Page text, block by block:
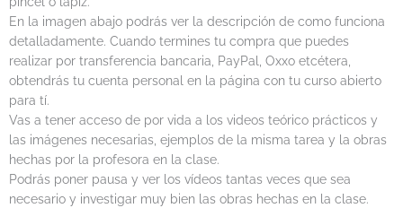
En la imagen abajo podrás ver la descripción de como funciona
detalladamente. Cuando termines tu compra que puedes
realizar por transferencia bancaria, PayPal, Oxxo etcétera,
obtendrás tu cuenta personal en la página con tu curso abierto
para tí.
Vas a tener acceso de por vida a los videos teórico prácticos y
las imágenes necesarias, ejemplos de la misma tarea y la obras
hechas por la profesora en la clase.
Podrás poner pausa y ver los vídeos tantas veces que sea
necesario y investigar muy bien las obras hechas en la clase.